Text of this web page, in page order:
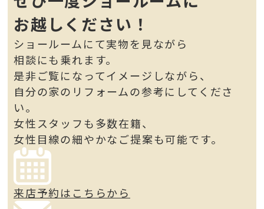
お越しください！
ショールームにて実物を見ながら
相談にも乗れます。
是非ご覧になってイメージしながら、
自分の家のリフォームの参考にしてくださ
い。
女性スタッフも多数在籍、
女性目線の細やかなご提案も可能です。
来店予約はこちらから